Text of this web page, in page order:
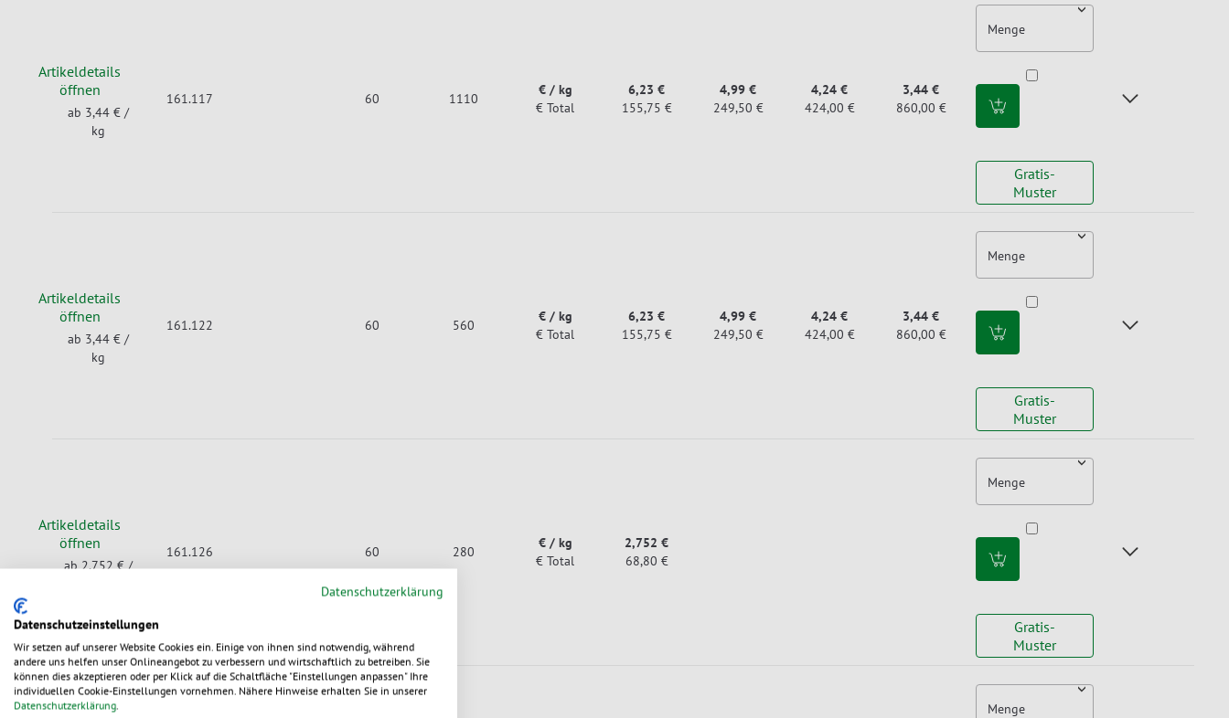
Artikeldetails
öffnen
ab 3,44 € /
kg
161.117 60 1110
€ / kg
€ Total
6,23 €
155,75 €
4,99 €
249,50 €
4,24 €
424,00 €
3,44 €
860,00 €
Menge
Gratis-
Muster
Artikeldetails
öffnen
ab 3,44 € /
kg
161.122 60 560
€ / kg
€ Total
6,23 €
155,75 €
4,99 €
249,50 €
4,24 €
424,00 €
3,44 €
860,00 €
Menge
Gratis-
Muster
Artikeldetails
öffnen
ab 2,752 €/
161.126 60 280
€ / kg
€ Total
2,752 €
68,80 €
Menge
Gratis-
Muster
Menge
Datenschutzerklärung
Datenschutzeinstellungen
Wir setzen auf unserer Website Cookies ein. Einige von ihnen sind notwendig, während
andere uns helfen unser Onlineangebot zu verbessern und wirtschaftlich zu betreiben. Sie
können dies akzeptieren oder per Klick auf die Schaltfläche "Einstellungen anpassen" Ihre
individuellen Cookie-Einstellungen vornehmen. Nähere Hinweise erhalten Sie in unserer
Datenschutzerklärung.